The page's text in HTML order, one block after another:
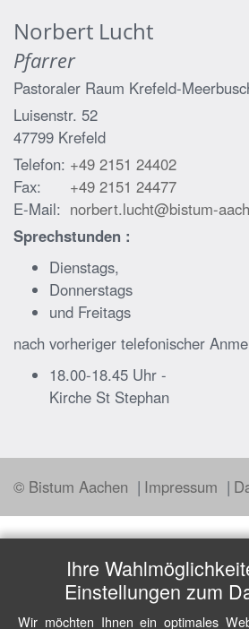
Norbert Lucht
Pfarrer
Pastoraler Raum Krefeld-
Luisenstr. 52
47799 Krefeld
Telefon: +49 2151 24402
Fax:
+49 2151 24477
E-Mail: norbert.lucht@bistum-
Sprechstunden :
Dienstags,
Donnerstags
und Freitags
nach vorheriger telefonischer
18.00-18.45 Uhr -
Kirche St Stephan
© Bistum Aachen Impressum
Ihre
Einstellungen zum
Wir möchten Ihnen ein optimales